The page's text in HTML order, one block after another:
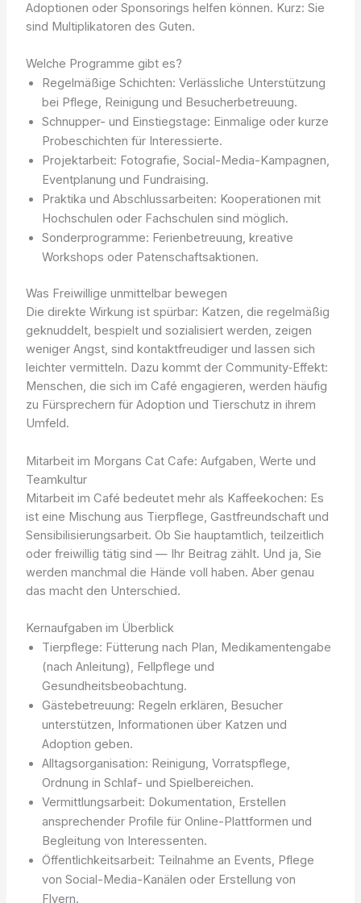
Adoptionen oder Sponsorings helfen können. Kurz: Sie
sind Multiplikatoren des Guten.
Welche Programme gibt es?
Regelmäßige Schichten: Verlässliche Unterstützung
bei Pflege, Reinigung und Besucherbetreuung.
Schnupper- und Einstiegstage: Einmalige oder kurze
Probeschichten für Interessierte.
Projektarbeit: Fotografie, Social-Media-Kampagnen,
Eventplanung und Fundraising.
Praktika und Abschlussarbeiten: Kooperationen mit
Hochschulen oder Fachschulen sind möglich.
Sonderprogramme: Ferienbetreuung, kreative
Workshops oder Patenschaftsaktionen.
Was Freiwillige unmittelbar bewegen
Die direkte Wirkung ist spürbar: Katzen, die regelmäßig
geknuddelt, bespielt und sozialisiert werden, zeigen
weniger Angst, sind kontaktfreudiger und lassen sich
leichter vermitteln. Dazu kommt der Community‑Effekt:
Menschen, die sich im Café engagieren, werden häufig
zu Fürsprechern für Adoption und Tierschutz in ihrem
Umfeld.
Mitarbeit im Morgans Cat Cafe: Aufgaben, Werte und
Teamkultur
Mitarbeit im Café bedeutet mehr als Kaffeekochen: Es
ist eine Mischung aus Tierpflege, Gastfreundschaft und
Sensibilisierungsarbeit. Ob Sie hauptamtlich, teilzeitlich
oder freiwillig tätig sind — Ihr Beitrag zählt. Und ja, Sie
werden manchmal die Hände voll haben. Aber genau
das macht den Unterschied.
Kernaufgaben im Überblick
Tierpflege: Fütterung nach Plan, Medikamentengabe
(nach Anleitung), Fellpflege und
Gesundheitsbeobachtung.
Gästebetreuung: Regeln erklären, Besucher
unterstützen, Informationen über Katzen und
Adoption geben.
Alltagsorganisation: Reinigung, Vorratspflege,
Ordnung in Schlaf- und Spielbereichen.
Vermittlungsarbeit: Dokumentation, Erstellen
ansprechender Profile für Online-Plattformen und
Begleitung von Interessenten.
Öffentlichkeitsarbeit: Teilnahme an Events, Pflege
von Social-Media-Kanälen oder Erstellung von
Flyern.